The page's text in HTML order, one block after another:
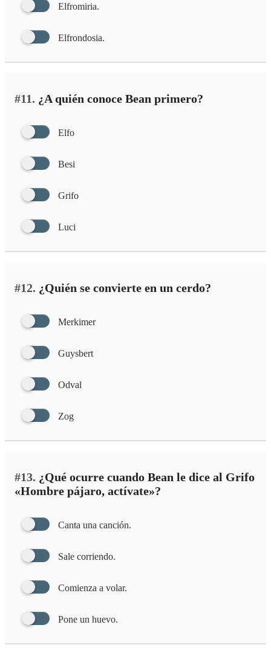
Elfromiria.
Elfrondosia.
#11. ¿A quién conoce Bean primero?
Elfo
Besi
Grifo
Luci
#12. ¿Quién se convierte en un cerdo?
Merkimer
Guysbert
Odval
Zog
#13. ¿Qué ocurre cuando Bean le dice al Grifo
«Hombre pájaro, actívate»?
Canta una canción.
Sale corriendo.
Comienza a volar.
Pone un huevo.